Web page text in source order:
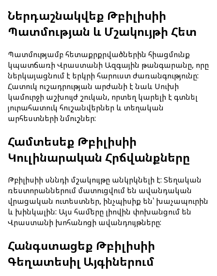
Ընկերության մասին
Մեր նավատորմը
Թռիչքային անձնակազմ
Նորություններ
Բլոգ
Հաճախ տրվող հարցեր
Կոնտակտներ
Ծառայություններ
Առցանց
Առցանց հաշվառում
Իմ ամրագրումը
Հատուկ ծառայություններ
Ներդաշնակվեք Թբիլիսիի
Պատմության և Մշակույթի Հետ
Պատմությամբ հետաքրքրվածներին հիացմունք
կպատճառի Վրաստանի Ազգային թանգարանը, որը
ներկայացնում է երկրի հարուստ ժառանգությունը:
Հատուկ ուշադրության արժանի է նաև Սուխի
կամուրջի աշխույժ շուկան, որտեղ կարելի է գտնել
յուրահատուկ հուշանվերներ և տեղական
արհեստների նմուշներ:
Համտեսեք Թբիլիսիի
Կուլինարական Հրճվանքները
Թբիլիսիի սննդի մշակույթը անկրկնելի է: Տեղական
ռեստորաններում մատուցվում են ավանդական
վրացական ուտեստներ, ինչպիսիք են՝ խաչապուրին
և խինկալին: Այս համերը լիովին փոխանցում են
Վրաստանի խոհանոցի ավանդույթները:
Հանգստացեք Թբիլիսիի
Գեղատեսիլ Այգիներում